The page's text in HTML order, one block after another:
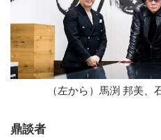
（左から）馬渕 邦美、
鼎談者